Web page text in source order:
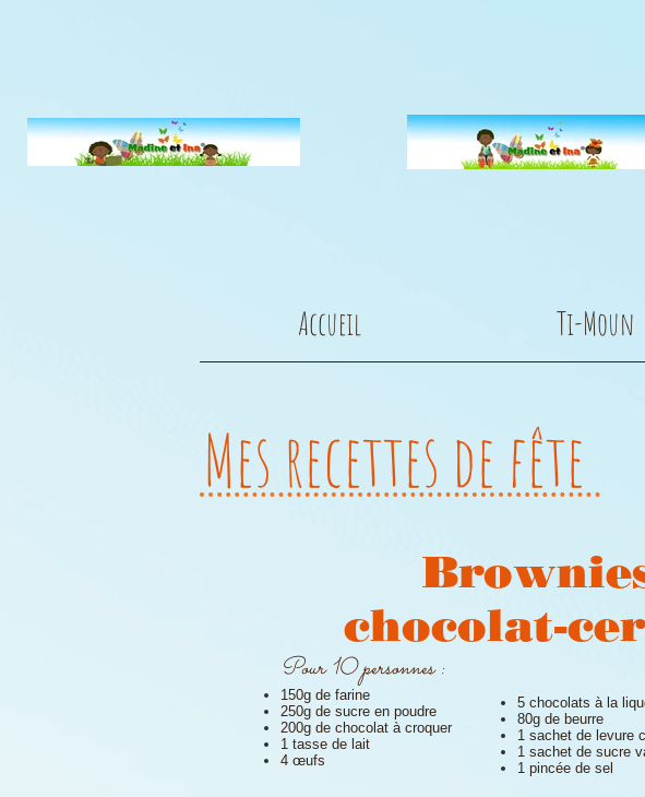
Mes recettes de fête
Pour 10 personnes :
150g de farine
250g de sucre en poudre
200g de chocolat à croquer
1 tasse de lait
4 œufs
chocolat-
5 chocolats à la
80g de beurre
1 sachet de levure
1 sachet de sucre
1 pincée de sel
Accueil Ti-Moun